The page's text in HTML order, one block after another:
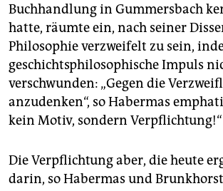
Buchhandlung in Gummersbach
hatte, räumte ein, nach seiner
Philosophie verzweifelt zu sein,
geschichtsphilosophische Impuls
verschwunden: „Gegen die
anzudenken“, so Habermas
kein Motiv, sondern Verpflichtung!“
Die Verpflichtung aber, die heute
darin, so Habermas und